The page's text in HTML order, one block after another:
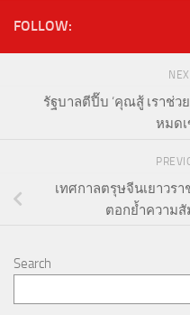
FOLLOW:
รัฐบาลตีปี๊บ ‘คุณสู้ เราช่ว
หมดเ
เทศกาลตรุษจีนเยาวร
ตอกย้ำความ
Search